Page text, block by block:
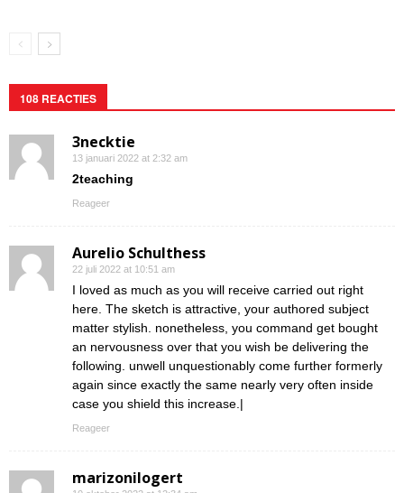
108 REACTIES
3necktie
13 januari 2022 at 2:32 am
2teaching
Reageer
Aurelio Schulthess
22 juli 2022 at 10:51 am
I loved as much as you will receive carried out right
here. The sketch is attractive, your authored subject
matter stylish. nonetheless, you command get bought
an nervousness over that you wish be delivering the
following. unwell unquestionably come further formerly
again since exactly the same nearly very often inside
case you shield this increase.|
Reageer
marizonilogert